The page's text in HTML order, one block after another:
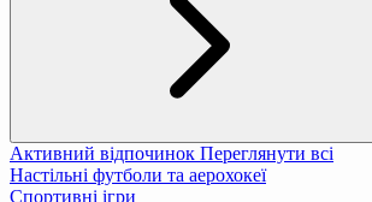
Активний відпочинок Переглянути всі
Настільні футболи та аерохокеї
Спортивні ігри